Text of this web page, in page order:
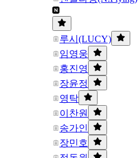
루시(LUCY)
임영웅
홍진영
장윤정
영탁
이찬원
송가인
장민호